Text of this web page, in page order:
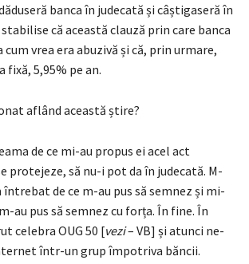
banca în judecată și câștigaseră în
că această clauză prin care banca
vrea era abuzivă și că, prin urmare,
fixă, 5,95% pe an.
aflând această știre?
de ce mi-au propus ei acel act
protejeze, să nu-i pot da în judecată. M-
întrebat de ce m-au pus să semnez și mi-
au pus să semnez cu forța. În fine. În
celebra OUG 50 [vezi– VB] și atunci ne-
într-un grup împotriva băncii.